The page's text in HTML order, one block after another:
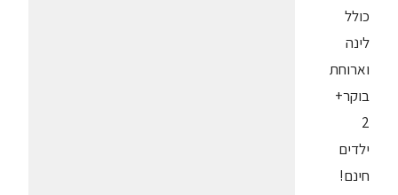
כולל
לינה
וארוחת
בוקר+
2
ילדים
חינם!